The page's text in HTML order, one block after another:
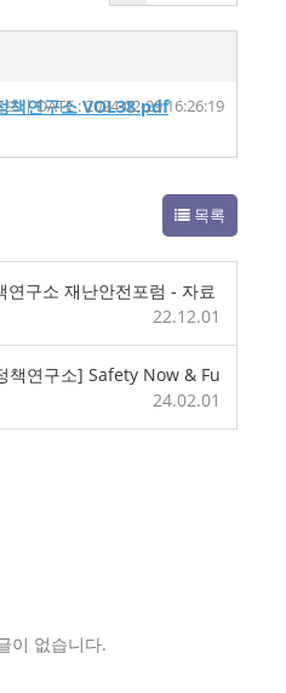
책연구소 VOL38.pdf
| DATE : 2024-02-29 16:26:19
목록
연구소 재난안전포럼 - 자료
22.12.01
책연구소] Safety Now & Fu
24.02.01
이 없습니다.